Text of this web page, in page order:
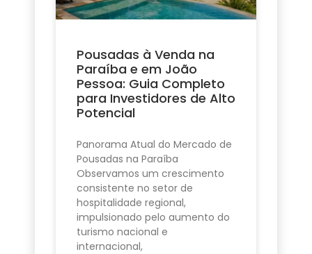
Pousadas à Venda na
Paraíba e em João
Pessoa: Guia Completo
para Investidores de Alto
Potencial
Panorama Atual do Mercado de
Pousadas na Paraíba
Observamos um crescimento
consistente no setor de
hospitalidade regional,
impulsionado pelo aumento do
turismo nacional e
internacional,